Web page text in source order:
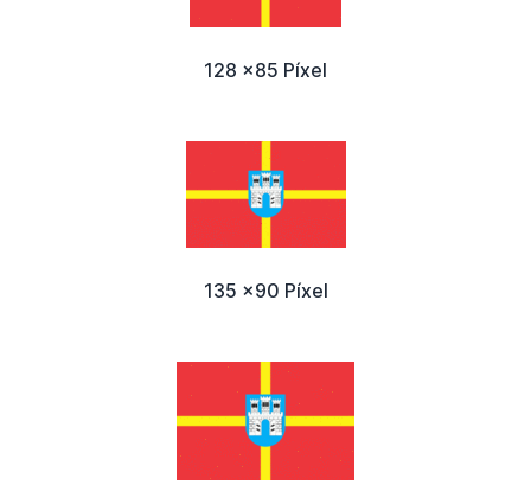
128 x85 Píxel
135 x90 Píxel